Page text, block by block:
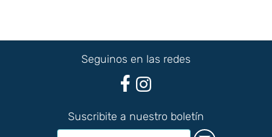
Seguinos en las redes
Suscribite a nuestro boletín